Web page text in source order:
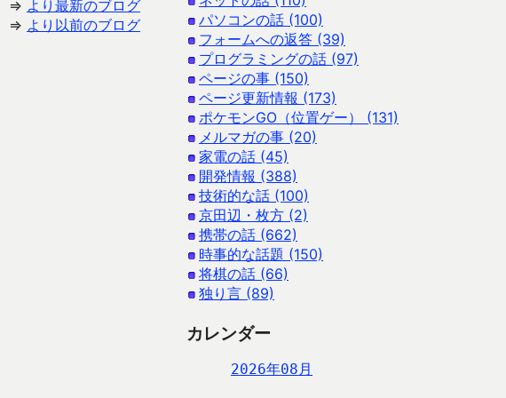
⇒ より最新のブログ
⇒ より以前のブログ
パソコンの話 (100)
フォームへの返答 (39)
プログラミングの話 (97)
ページの事 (150)
ページ更新情報 (173)
ポケモンGO（位置ゲー） (131)
メルマガの事 (20)
家電の話 (45)
開発情報 (388)
技術的な話 (100)
京田辺・枚方 (2)
携帯の話 (662)
時事的な話題 (150)
将棋の話 (66)
独り言 (89)
カレンダー
2026年08月